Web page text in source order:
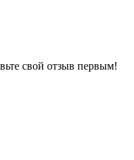
свой отзыв первым!